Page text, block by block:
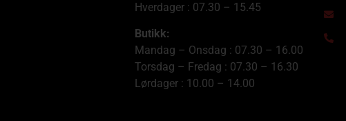
Hverdager : 07.30 – 15.45
Butikk:
Mandag – Onsdag : 07.30 – 16.00
Torsdag – Fredag : 07.30 – 16.30
Lørdager : 10.00 – 14.00